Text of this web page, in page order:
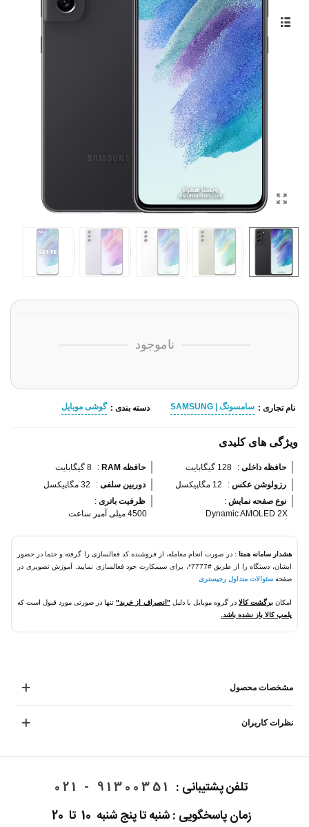
ناموجود
نام تجاری : سامسونگ | SAMSUNG دسته بندی : گوشی موبایل
ویژگی های کلیدی
حافظه داخلی : 128 گیگابایت حافظه RAM :
8 گیگابایت
رزولوشن عکس : 12 مگاپیکسل دوربین سلفی :
32 مگاپیکسل
نوع صفحه نمایش :
Dynamic AMOLED 2X
ظرفیت باتری :
4500 میلی آمپر ساعت
هشدار سامانه همتا : در صورت انجام معامله، از فروشنده کد فعالسازی را گرفته و حتما در حضور
ایشان، دستگاه را از طریق #7777*، برای سیمکارت خود فعالسازی نمایید. آموزش تصویری در
صفحه سئوالات متداول رجیستری
امکانبرگشت کالا در گروه موبایل با دلیل "انصراف از خرید"تنها در صورتی مورد قبول است که
پلمپ کالا باز نشده باشد.
مشخصات محصول
نظرات کاربران
تلفن پشتیبانی : 91300351 - 021
زمان پاسخگویی : شنبه تا پنج شنبه 10 تا 20